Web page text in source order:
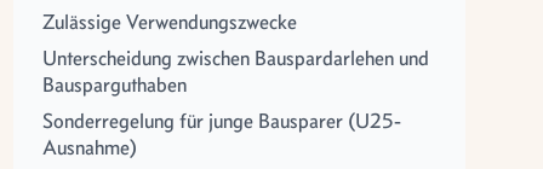
Zulässige Verwendungszwecke
Unterscheidung zwischen Bauspardarlehen und
Bausparguthaben
Sonderregelung für junge Bausparer (U25-
Ausnahme)